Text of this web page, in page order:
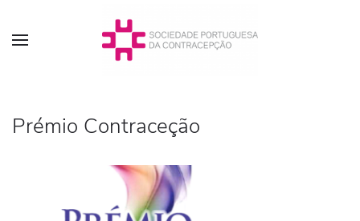
Prémio Contraceção